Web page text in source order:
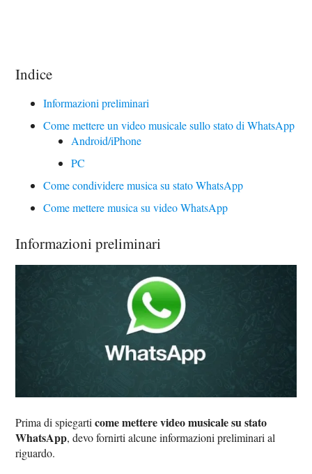
Indice
Informazioni preliminari
Come mettere un video musicale sullo stato di WhatsApp
Android/iPhone
PC
Come condividere musica su stato WhatsApp
Come mettere musica su video WhatsApp
Informazioni preliminari
Prima di spiegarticome mettere video musicale su stato
WhatsApp, devo fornirti alcune informazioni preliminari al
riguardo.